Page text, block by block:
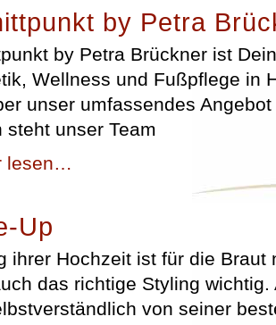
by Petra
by Petra Brückner ist
Wellness und Fußpflege in
unser umfassendes
steht unser Team
lesen…
Up
ihrer Hochzeit ist für die Braut
das richtige Styling
von seiner